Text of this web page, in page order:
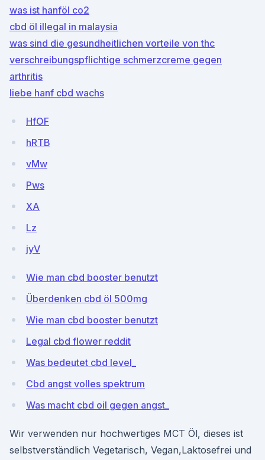
was ist hanföl co2
cbd öl illegal in malaysia
was sind die gesundheitlichen vorteile von thc
verschreibungspflichtige schmerzcreme gegen
arthritis
liebe hanf cbd wachs
HfOF
hRTB
vMw
Pws
XA
Lz
jyV
Wie man cbd booster benutzt
Überdenken cbd öl 500mg
Wie man cbd booster benutzt
Legal cbd flower reddit
Was bedeutet cbd level_
Cbd angst volles spektrum
Was macht cbd oil gegen angst_
Wir verwenden nur hochwertiges MCT Öl, dieses ist
selbstverständlich Vegetarisch, Vegan,Laktosefrei und